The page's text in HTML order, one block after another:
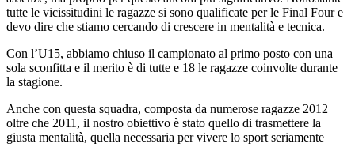
tutte le vicissitudini le ragazze si sono qualificate per le Final Four e
devo dire che stiamo cercando di crescere in mentalità e tecnica.
Con l’U15, abbiamo chiuso il campionato al primo posto con una
sola sconfitta e il merito è di tutte e 18 le ragazze coinvolte durante
la stagione.
Anche con questa squadra, composta da numerose ragazze 2012
oltre che 2011, il nostro obiettivo è stato quello di trasmettere la
giusta mentalità, quella necessaria per vivere lo sport seriamente